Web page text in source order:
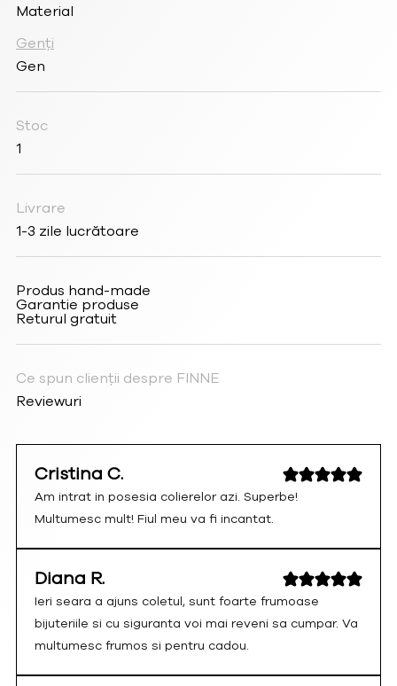
Material
Genți
Gen
Stoc
1
Livrare
1-3 zile lucrătoare
Produs hand-made
Garantie produse
Returul gratuit
Ce spun clienții despre FINNE
Reviewuri
Cristina C.
Am intrat in posesia colierelor azi. Superbe!
Multumesc mult! Fiul meu va fi incantat.
Diana R.
Ieri seara a ajuns coletul, sunt foarte frumoase
bijuteriile si cu siguranta voi mai reveni sa cumpar. Va
multumesc frumos si pentru cadou.